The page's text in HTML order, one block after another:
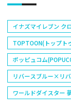
イナズマイレブン ク
TOPTOON(トップト
ポッピュコム
リバースブルー×リ
ワールドダイスター